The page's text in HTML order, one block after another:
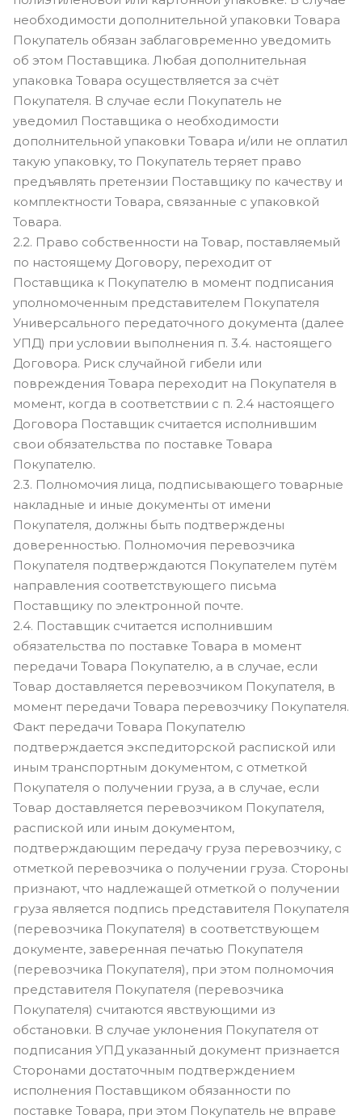
необходимости дополнительной упаковки Товара
Покупатель обязан заблаговременно уведомить
об этом Поставщика. Любая дополнительная
упаковка Товара осуществляется за счёт
Покупателя. В случае если Покупатель не
уведомил Поставщика о необходимости
дополнительной упаковки Товара и/или не оплатил
такую упаковку, то Покупатель теряет право
предъявлять претензии Поставщику по качеству и
комплектности Товара, связанные с упаковкой
Товара.
2.2. Право собственности на Товар, поставляемый
по настоящему Договору, переходит от
Поставщика к Покупателю в момент подписания
уполномоченным представителем Покупателя
Универсального передаточного документа (далее
УПД) при условии выполнения п. 3.4. настоящего
Договора. Риск случайной гибели или
повреждения Товара переходит на Покупателя в
момент, когда в соответствии с п. 2.4 настоящего
Договора Поставщик считается исполнившим
свои обязательства по поставке Товара
Покупателю.
2.3. Полномочия лица, подписывающего товарные
накладные и иные документы от имени
Покупателя, должны быть подтверждены
доверенностью. Полномочия перевозчика
Покупателя подтверждаются Покупателем путём
направления соответствующего письма
Поставщику по электронной почте.
2.4. Поставщик считается исполнившим
обязательства по поставке Товара в момент
передачи Товара Покупателю, а в случае, если
Товар доставляется перевозчиком Покупателя, в
момент передачи Товара перевозчику Покупателя.
Факт передачи Товара Покупателю
подтверждается экспедиторской распиской или
иным транспортным документом, с отметкой
Покупателя о получении груза, а в случае, если
Товар доставляется перевозчиком Покупателя,
распиской или иным документом,
подтверждающим передачу груза перевозчику, с
отметкой перевозчика о получении груза. Стороны
признают, что надлежащей отметкой о получении
груза является подпись представителя Покупателя
(перевозчика Покупателя) в соответствующем
документе, заверенная печатью Покупателя
(перевозчика Покупателя), при этом полномочия
представителя Покупателя (перевозчика
Покупателя) считаются явствующими из
обстановки. В случае уклонения Покупателя от
подписания УПД указанный документ признается
Сторонами достаточным подтверждением
исполнения Поставщиком обязанности по
поставке Товара, при этом Покупатель не вправе